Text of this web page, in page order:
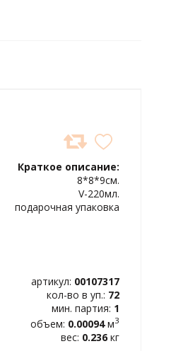
Краткое описание:
8*8*9см.
V-220мл.
подарочная упаковка
артикул: 00107317
кол-во в уп.: 72
мин. партия: 1
объем: 0.00094м3
вес: 0.236 кг